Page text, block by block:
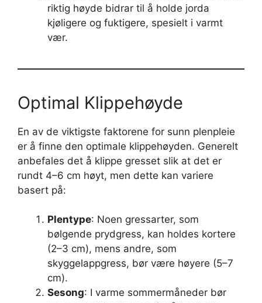
riktig høyde bidrar til å holde jorda
kjøligere og fuktigere, spesielt i varmt
vær.
Optimal Klippehøyde
En av de viktigste faktorene for sunn plenpleie
er å finne den optimale klippehøyden. Generelt
anbefales det å klippe gresset slik at det er
rundt 4–6 cm høyt, men dette kan variere
basert på:
Plentype: Noen gressarter, som
bølgende prydgress, kan holdes kortere
(2–3 cm), mens andre, som
skyggelappgress, bør være høyere (5–7
cm).
Sesong: I varme sommermåneder bør